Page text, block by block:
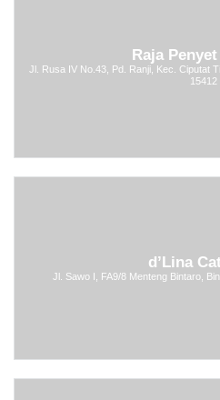
Raja
Jl. Rusa IV No.43, Pd. Ranji, Kec. Ciputat
15412
d’Lina
Jl. Sawo I, FA9/8 Menteng Bintaro,